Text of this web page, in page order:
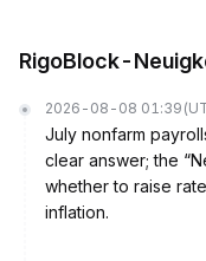
RigoBlock-
2026-08-08 01:39
July nonfarm
clear answer; the
whether to raise
inflation.